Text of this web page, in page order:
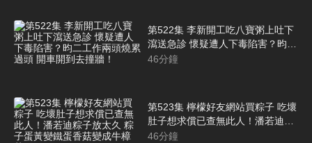
第522集 李新開工吃八寶粥上吐下
瀉送急診 懷疑遭人下毒陷害？昀二
工作兩頭燒累過頭 開車開到去撞
46分鐘
第523集 檸檬好友網站買粽子 吃壞
肚子想求償已查無此人！潘若迪粽
子放太久 粽子蛋黃變鐵蛋香菇變成
46分鐘